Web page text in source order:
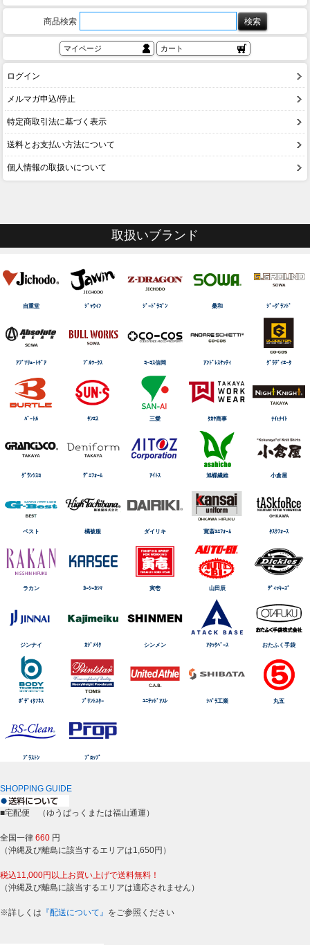
商品検索
マイページ カート
ログイン
メルマガ申込/停止
特定商取引法に基づく表示
送料とお支払い方法について
個人情報の取扱いについて
取扱いブランド
自重堂 ｼﾞｬｳｨﾝ ｼﾞｰﾄﾞﾗｺﾞﾝ 桑和 ｼﾞｰｸﾞﾗﾝﾄﾞ
ｱﾌﾞｿﾘｭｰﾄｷﾞｱ ﾌﾞﾙﾜｰｸｽ ｺｰｺｽ信岡 ｱﾝﾄﾞﾚｽｹｯﾃｨ ｸﾞﾗﾃﾞｨｴｰﾀ
ﾊﾞｰﾄﾙ ｻﾝｴｽ 三愛 ﾀｶﾔ商事 ﾅｲtﾅｲﾄ
ｸﾞﾗﾝｼｽｺ ﾃﾞﾆﾌｫｰﾑ ｱｲﾄｽ 旭蝶繊維 小倉屋
ベスト 橘被服 ダイリキ 寛斎ﾕﾆﾌｫｰﾑ ﾀｽｸﾌｫｰｽ
ラカン ｶｰｼｰｶｼﾏ 寅壱 山田辰 ﾃﾞｨｯｷｰｽﾞ
ジンナイ ｶｼﾞﾒｲｸ シンメン ｱﾀｯｸﾍﾞｰｽ おたふく手袋
ﾎﾞﾃﾞｨﾀﾌﾈｽ ﾌﾟﾘﾝﾄｽﾀｰ ﾕﾆﾃｯﾄﾞｱｽﾚ ｼﾊﾞﾗ工業 丸五
ﾌﾞﾗｽﾄﾝ ﾌﾟﾛｯﾌﾟ
SHOPPING GUIDE
■宅配便 （ゆうぱっくまたは福山通運）
全国一律 660 円
（沖縄及び離島に該当するエリアは1,650円）
税込11,000円以上お買い上げで送料無料！
（沖縄及び離島に該当するエリアは適応されません）
※詳しくは 『配送について』 をご参照ください